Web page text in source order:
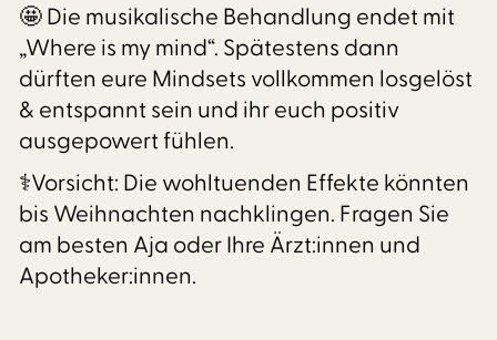
🤩 Die musikalische Behandlung endet mit
„Where is my mind“. Spätestens dann
dürften eure Mindsets vollkommen losgelöst
& entspannt sein und ihr euch positiv
ausgepowert fühlen.
⚕️Vorsicht: Die wohltuenden Effekte könnten
bis Weihnachten nachklingen. Fragen Sie
am besten Aja oder Ihre Ärzt:innen und
Apotheker:innen.